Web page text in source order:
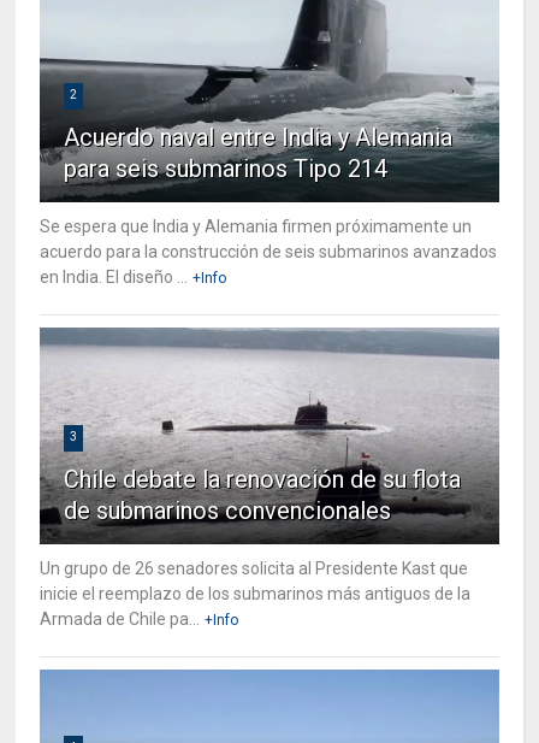
2
Acuerdo naval entre India y Alemania
para seis submarinos Tipo 214
Se espera que India y Alemania firmen próximamente un
acuerdo para la construcción de seis submarinos avanzados
en India. El diseño ...
+Info
3
Chile debate la renovación de su flota
de submarinos convencionales
Un grupo de 26 senadores solicita al Presidente Kast que
inicie el reemplazo de los submarinos más antiguos de la
Armada de Chile pa...
+Info